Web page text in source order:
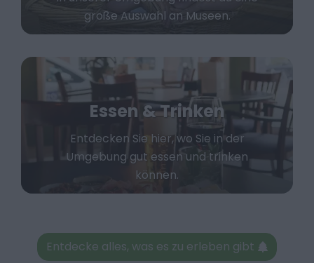
große Auswahl an Museen.
Essen & Trinken
Entdecken Sie hier, wo Sie in der
Umgebung gut essen und trinken
können.
Entdecke alles, was es zu erleben gibt